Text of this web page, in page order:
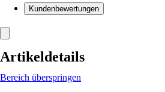
Kundenbewertungen
Artikeldetails
Bereich überspringen